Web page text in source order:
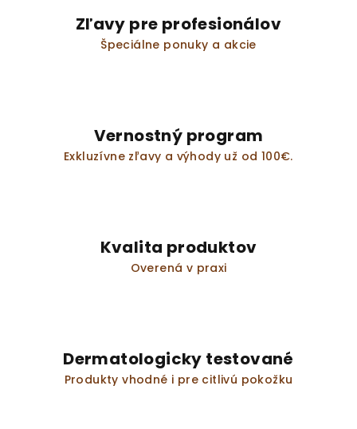
Zľavy pre profesionálov
Špeciálne ponuky a akcie
Vernostný program
Exkluzívne zľavy a výhody už od 100€.
Kvalita produktov
Overená v praxi
Dermatologicky testované
Produkty vhodné i pre citlivú pokožku